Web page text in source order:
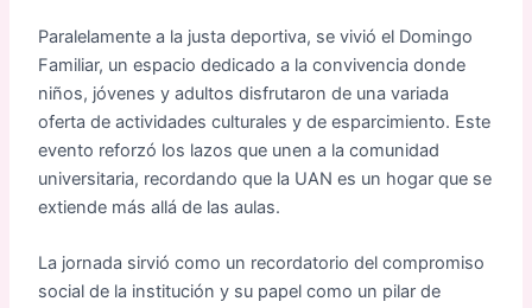
Paralelamente a la justa deportiva, se vivió el Domingo
Familiar, un espacio dedicado a la convivencia donde
niños, jóvenes y adultos disfrutaron de una variada
oferta de actividades culturales y de esparcimiento. Este
evento reforzó los lazos que unen a la comunidad
universitaria, recordando que la UAN es un hogar que se
extiende más allá de las aulas.
La jornada sirvió como un recordatorio del compromiso
social de la institución y su papel como un pilar de